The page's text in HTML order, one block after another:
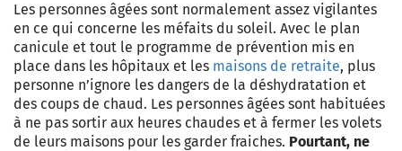
Les personnes âgées sont normalement assez vigilantes
en ce qui concerne les méfaits du soleil. Avec le plan
canicule et tout le programme de prévention mis en
place dans les hôpitaux et les maisons de retraite, plus
personne n’ignore les dangers de la déshydratation et
des coups de chaud. Les personnes âgées sont habituées
à ne pas sortir aux heures chaudes et à fermer les volets
de leurs maisons pour les garder fraiches. Pourtant, ne